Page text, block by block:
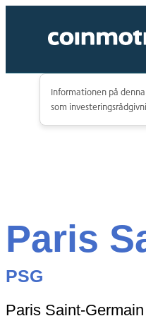
Informationen på
som
Paris
PSG
Paris Saint-